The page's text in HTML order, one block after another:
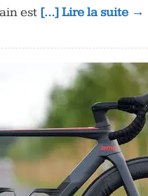
est […] Lire la suite →